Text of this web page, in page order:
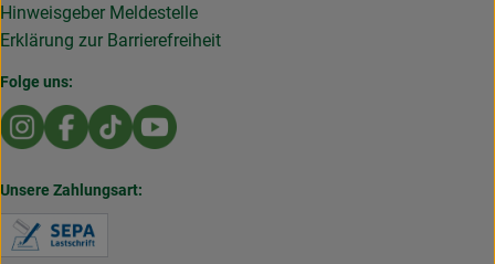
Hinweisgeber Meldestelle
Erklärung zur Barrierefreiheit
Folge uns:
Externer Link zu https://www.instagram.com/
Externer Link zu https://www.facebook.com/
Externer Link zu https://www.tiktok.com/
Externer Link zu https://
Unsere Zahlungsart: